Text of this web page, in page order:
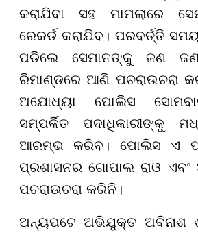
କରାଯିବା ସହ ମାମଲାରେ
ରେକର୍ଡ କରାଯିବ। ପରବର୍ତ୍ତି
ପଡିଲେ ସେମାନଙ୍କୁ ଜଣ
ରିମାଣ୍ଡରେ ଆଣି ପଚରାଉଚରା
ଅଯୋଧ୍ୟା ପୋଲିସ
ସମ୍ପର୍କିତ ପଦାଧିକାରୀଙ୍କୁ
ଆରମ୍ଭ କରିବ। ପୋଲିସ ଏ
ପ୍ରଶାସନର ଗୋପାଲ ରାଓ
ପଚରାଉଚରା କରିନି।
ଅନ୍ୟପଟେ ଅଭିଯୁକ୍ତ ଅବିନାଶ